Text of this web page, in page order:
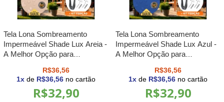
Tela Lona Sombreamento
Impermeável Shade Lux Areia -
A Melhor Opção para
R$36,56
1x de R$36,56 no cartão
R$32,90
Tela Lona Sombreamento
Impermeável Shade Lux Azul -
A Melhor Opção para
R$36,56
1x de R$36,56 no cartão
R$32,90